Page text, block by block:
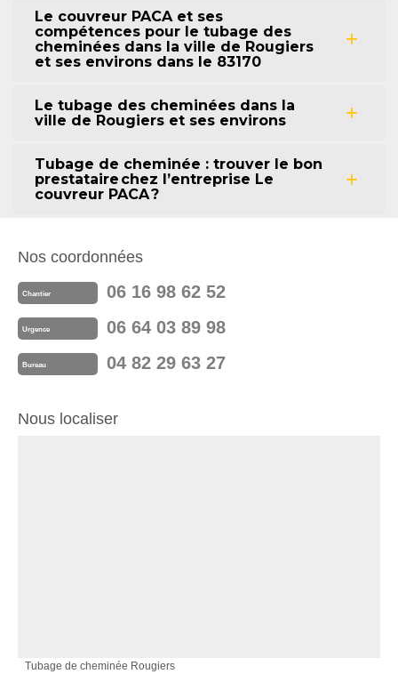
Le couvreur PACA et ses
compétences pour le tubage des
cheminées dans la ville de Rougiers
et ses environs dans le 83170
Le tubage des cheminées dans la
ville de Rougiers et ses environs
Tubage de cheminée : trouver le bon
prestataire chez l’entreprise Le
couvreur PACA ?
Nos coordonnées
Chantier 06 16 98 62 52
Urgence 06 64 03 89 98
Bureau 04 82 29 63 27
Nous localiser
Tubage de cheminée Rougiers